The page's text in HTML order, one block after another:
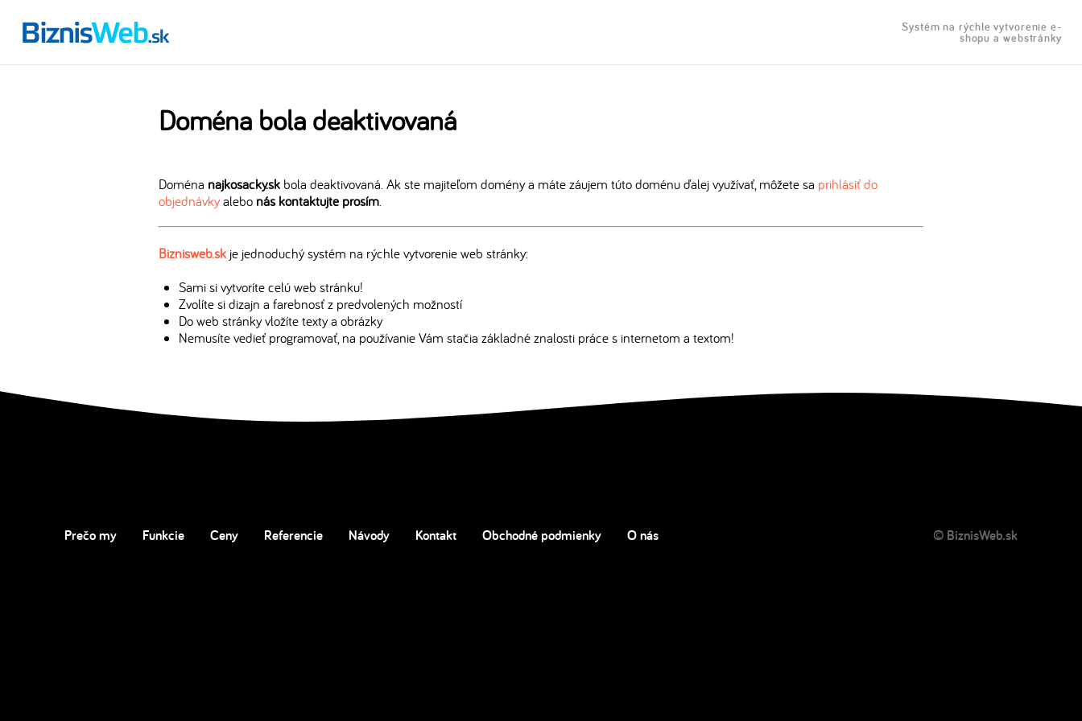
Systém na rýchle vytvorenie e-
shopu a webstránky
Doména bola deaktivovaná
Doména najkosacky.sk bola deaktivovaná. Ak ste majiteľom domény a máte záujem túto doménu ďalej využívať, môžete sa prihlásiť do
objednávkyalebo nás kontaktujte prosím
Biznisweb.sk je jednoduchý systém na rýchle vytvorenie web stránky:
Sami si vytvoríte celú web stránku!
Zvolíte si dizajn a farebnosť z predvolených možností
Do web stránky vložíte texty a obrázky
Nemusíte vedieť programovať, na používanie Vám stačia základné znalosti práce s internetom a textom!
Prečo my Funkcie Ceny Referencie Návody Kontakt Obchodné podmienky O nás © BiznisWeb.sk